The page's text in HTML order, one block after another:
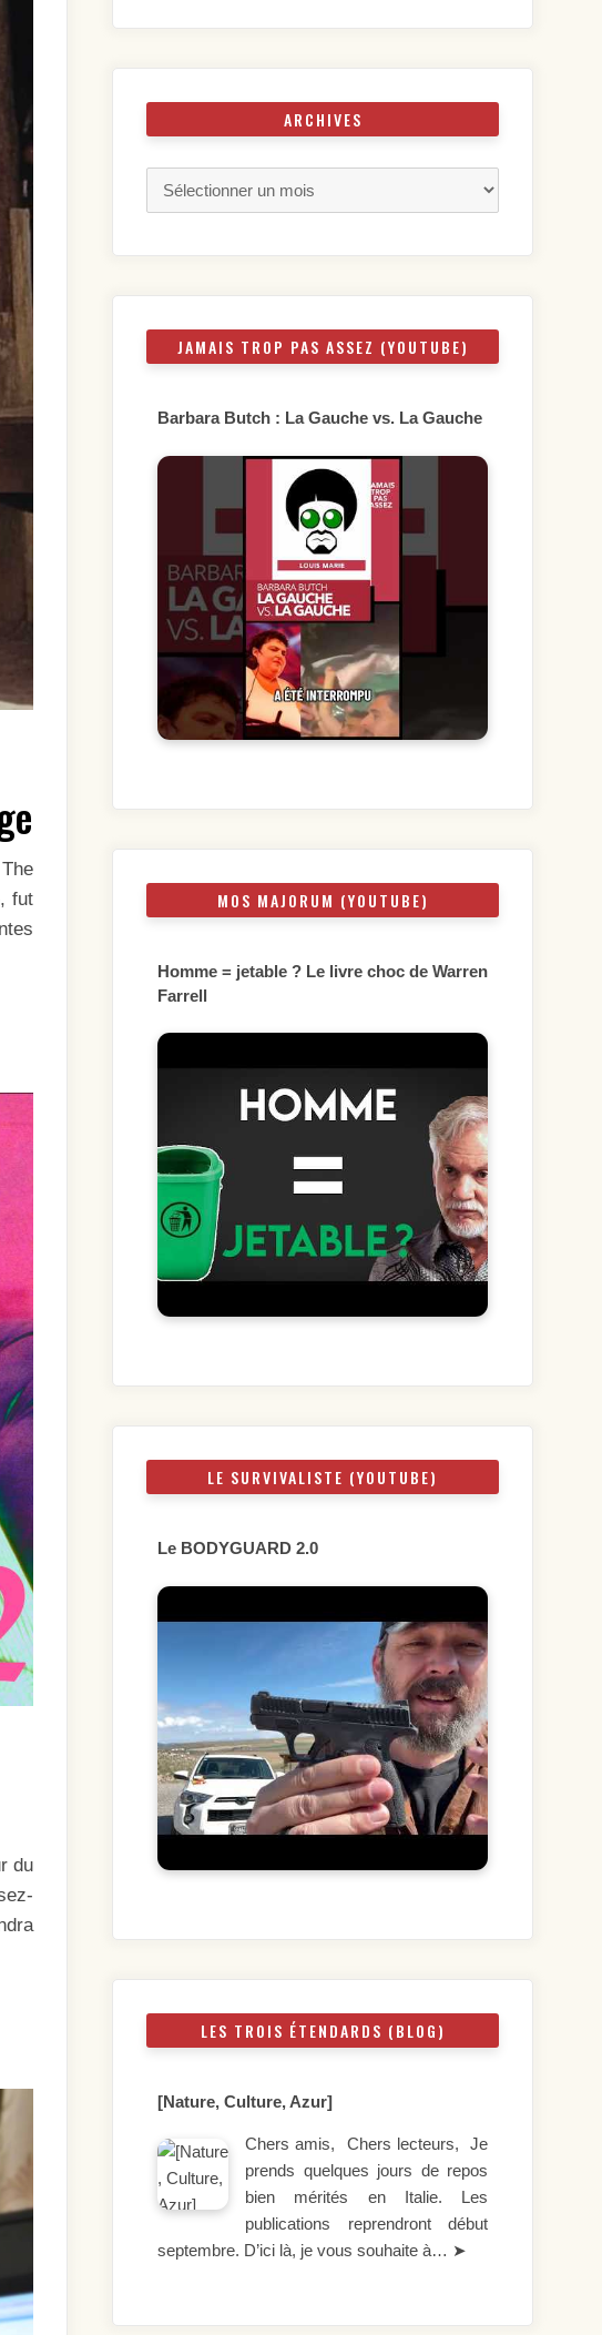
fut
du
ARCHIVES
JAMAIS TROP PAS ASSEZ (YOUTUBE)
Barbara Butch : La Gauche vs. La Gauche
MOS MAJORUM (YOUTUBE)
Homme = jetable ? Le livre choc de Warren
Farrell
LE SURVIVALISTE (YOUTUBE)
Le BODYGUARD 2.0
LES TROIS ÉTENDARDS (BLOG)
[Nature, Culture, Azur]
Chers amis, Chers lecteurs, Je
prends quelques jours de repos
bien mérités en Italie. Les
publications reprendront début
septembre. D’ici là, je vous souhaite à… ➤